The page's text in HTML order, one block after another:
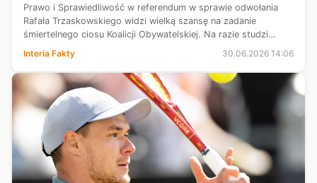
Prawo i Sprawiedliwość w referendum w sprawie odwołania
Rafała Trzaskowskiego widzi wielką szansę na zadanie
śmiertelnego ciosu Koalicji Obywatelskiej. Na razie studzi
jednak emocje. Warunkiem sukcesu całej operacji jest bowiem
to, żeby nie przegrzać...
Interia Fakty 30.06.2026 14:06